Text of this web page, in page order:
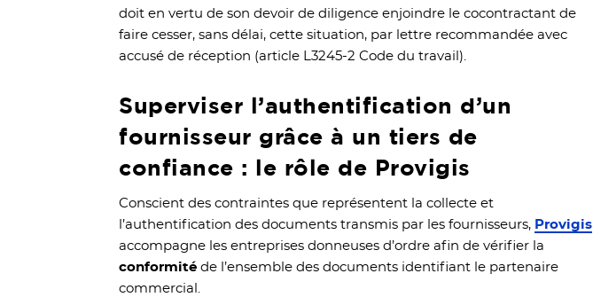
doit en vertu de son devoir de diligence enjoindre le cocontractant de
faire cesser, sans délai, cette situation, par lettre recommandée avec
accusé de réception (article L3245-2 Code du travail).
Superviser l’authentification d’un
fournisseur grâce à un tiers de
confiance : le rôle de Provigis
Conscient des contraintes que représentent la collecte et
l’authentification des documents transmis par les fournisseurs, Provigis
accompagne les entreprises donneuses d’ordre afin de vérifier la
conformitéde l’ensemble des documents identifiant le partenaire
commercial.